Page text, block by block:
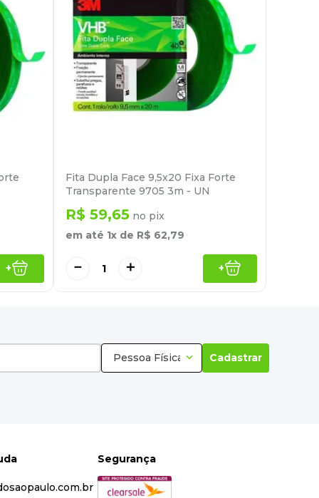
+
Fita Dupla Face 9,5x20 Fixa Forte
Transparente 9705 3m - UN
R$ 59,65 no pix
em até 1x de R$ 62,79
＋
－ +
Pessoa Física Cadastrar
Segurança